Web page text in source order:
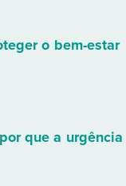
o bem-estar
que a urgência